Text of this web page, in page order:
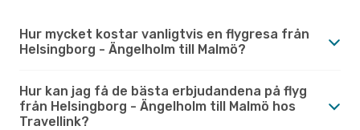
Hur mycket kostar vanligtvis en flygresa från
Helsingborg - Ängelholm till Malmö?
Hur kan jag få de bästa erbjudandena på flyg
från Helsingborg - Ängelholm till Malmö hos
Travellink?